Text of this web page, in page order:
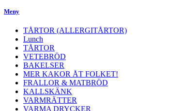
Meny
TÅRTOR (ALLERGITÅRTOR)
Lunch
TÅRTOR
VETEBRÖD
BAKELSER
MER KAKOR ÅT FOLKET!
FRALLOR & MATBRÖD
KALLSKÄNK
VARMRÄTTER
VARMA DRYCKER